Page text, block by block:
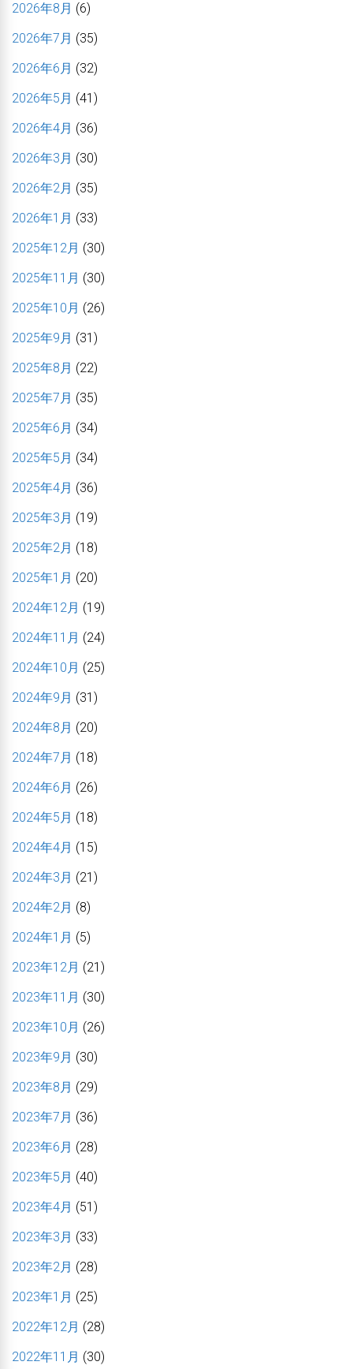
2026年8月 (6)
2026年7月 (35)
2026年6月 (32)
2026年5月 (41)
2026年4月 (36)
2026年3月 (30)
2026年2月 (35)
2026年1月 (33)
2025年12月 (30)
2025年11月 (30)
2025年10月 (26)
2025年9月 (31)
2025年8月 (22)
2025年7月 (35)
2025年6月 (34)
2025年5月 (34)
2025年4月 (36)
2025年3月 (19)
2025年2月 (18)
2025年1月 (20)
2024年12月 (19)
2024年11月 (24)
2024年10月 (25)
2024年9月 (31)
2024年8月 (20)
2024年7月 (18)
2024年6月 (26)
2024年5月 (18)
2024年4月 (15)
2024年3月 (21)
2024年2月 (8)
2024年1月 (5)
2023年12月 (21)
2023年11月 (30)
2023年10月 (26)
2023年9月 (30)
2023年8月 (29)
2023年7月 (36)
2023年6月 (28)
2023年5月 (40)
2023年4月 (51)
2023年3月 (33)
2023年2月 (28)
2023年1月 (25)
2022年12月 (28)
2022年11月 (30)